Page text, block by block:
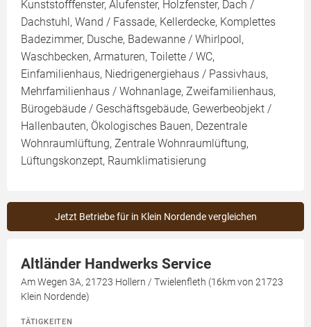
Kunststofffenster, Alufenster, Holzfenster, Dach /
Dachstuhl, Wand / Fassade, Kellerdecke, Komplettes
Badezimmer, Dusche, Badewanne / Whirlpool,
Waschbecken, Armaturen, Toilette / WC,
Einfamilienhaus, Niedrigenergiehaus / Passivhaus,
Mehrfamilienhaus / Wohnanlage, Zweifamilienhaus,
Bürogebäude / Geschäftsgebäude, Gewerbeobjekt /
Hallenbauten, Ökologisches Bauen, Dezentrale
Wohnraumlüftung, Zentrale Wohnraumlüftung,
Lüftungskonzept, Raumklimatisierung
Jetzt Betriebe für in Klein Nordende vergleichen
Altländer Handwerks Service
Am Wegen 3A, 21723 Hollern / Twielenfleth (16km von 21723
Klein Nordende)
TÄTIGKEITEN